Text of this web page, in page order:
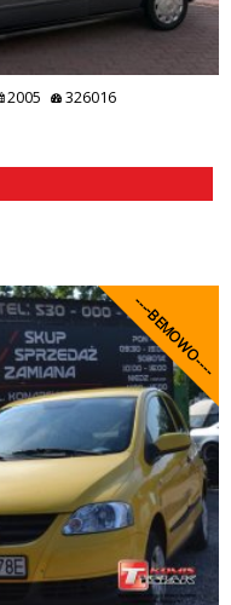
2005 326016
----BEMOWO----